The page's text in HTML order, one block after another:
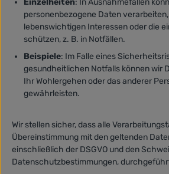
Einzelheiten: In Ausnahmefällen
personenbezogene Daten
lebenswichtigen Interessen oder die
schützen, z. B. in Notfällen.
Beispiele: Im Falle eines
gesundheitlichen Notfalls können wir
Ihr Wohlergehen oder das anderer
gewährleisten.
Wir stellen sicher, dass alle
Übereinstimmung mit den geltenden
einschließlich der DSGVO und den
Datenschutzbestimmungen,